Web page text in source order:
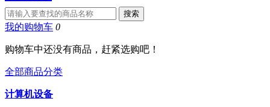
我的购物车 0
购物车中还没有商品，赶紧选购吧！
全部商品分类
计算机设备